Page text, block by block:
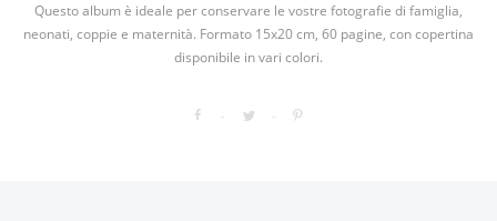
Questo album è ideale per conservare le vostre fotografie di famiglia,
neonati, coppie e maternità. Formato 15x20 cm, 60 pagine, con copertina
disponibile in vari colori.